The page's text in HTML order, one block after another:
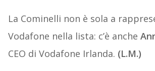
La Cominelli non è sola a
Vodafone nella lista: c’è anche
CEO di Vodafone Irlanda. (L.M.)